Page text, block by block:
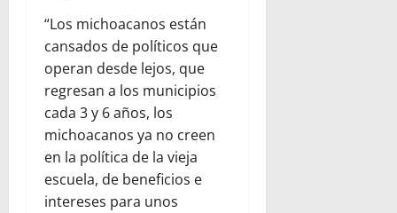
“Los michoacanos están
cansados de políticos que
operan desde lejos, que
regresan a los municipios
cada 3 y 6 años, los
michoacanos ya no creen
en la política de la vieja
escuela, de beneficios e
intereses para unos